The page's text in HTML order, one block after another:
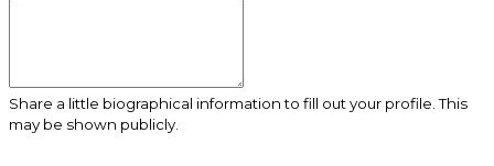
Share a little biographical information to fill out your profile. This
may be shown publicly.